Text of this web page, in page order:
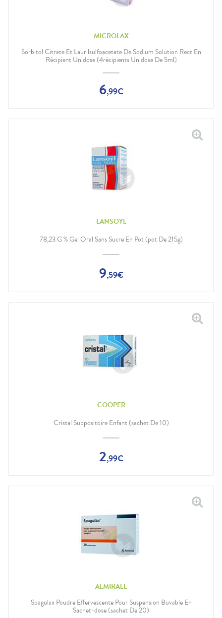
MICROLAX
Sorbitol Citrate Et Laurilsulfoacetate De Sodium Solution Rect En
Récipient Unidose (4récipients Unidose De 5ml)
6,99€
LANSOYL
78,23 G % Gel Oral Sans Sucre En Pot (pot De 215g)
9,59€
COOPER
Cristal Suppositoire Enfant (sachet De 10)
2,99€
ALMIRALL
Spagulax Poudre Effervescente Pour Suspension Buvable En
Sachet-dose (sachet De 20)